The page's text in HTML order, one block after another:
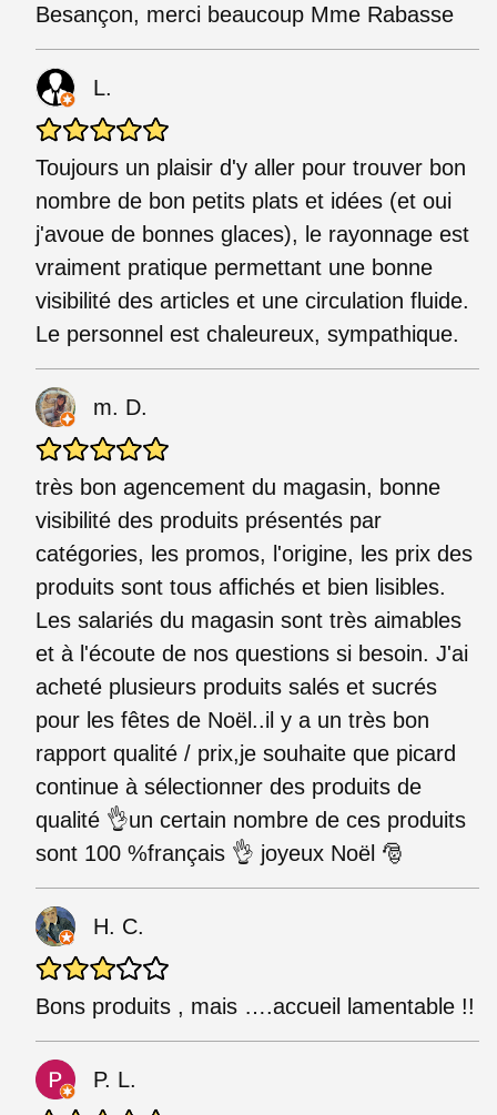
Besançon, merci beaucoup Mme Rabasse
L.
Toujours un plaisir d'y aller pour trouver bon
nombre de bon petits plats et idées (et oui
j'avoue de bonnes glaces), le rayonnage est
vraiment pratique permettant une bonne
visibilité des articles et une circulation fluide.
Le personnel est chaleureux, sympathique.
m. D.
très bon agencement du magasin, bonne
visibilité des produits présentés par
catégories, les promos, l'origine, les prix des
produits sont tous affichés et bien lisibles.
Les salariés du magasin sont très aimables
et à l'écoute de nos questions si besoin. J'ai
acheté plusieurs produits salés et sucrés
pour les fêtes de Noël..il y a un très bon
rapport qualité / prix,je souhaite que picard
continue à sélectionner des produits de
qualité 👌un certain nombre de ces produits
sont 100 %français 👌 joyeux Noël 🎅
H. C.
Bons produits , mais ….accueil lamentable !!
P. L.